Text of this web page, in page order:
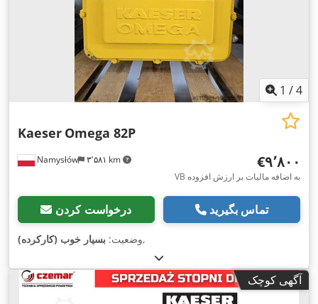
1 /4
Namysłów ۳٬۵۸۱ km
Kaeser Omega 82P
‎€۹٬۸۰۰
VB به اضافه مالیات بر ارزش افزوده
درخواست کردن تماس بگیرید
وضعیت: بسیار خوب (کارکرده) ,
آگهی کوچک